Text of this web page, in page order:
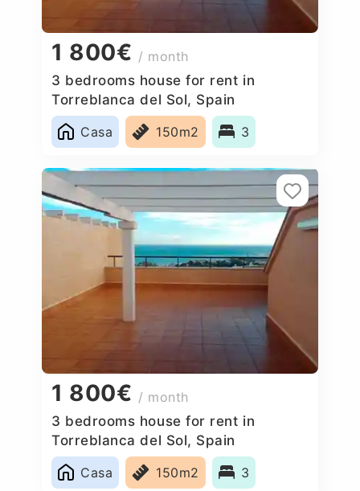
1 800€ / month
3 bedrooms house for rent in
Torreblanca del Sol, Spain
Casa
150m2 3
1 800€ / month
3 bedrooms house for rent in
Torreblanca del Sol, Spain
Casa
150m2 3